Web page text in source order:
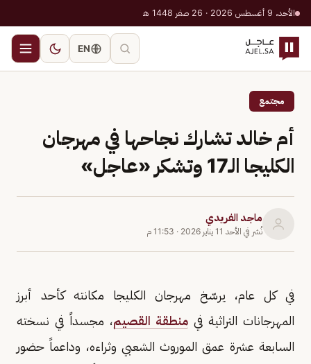
الأحد، 9 أغسطس 2026 · 26 صفر 1448 هـ
EN
مجتمع
أم خالد تشارك نجاحها في مهرجان
الكليجا الـ17 وتشكر «عاجل»
ماجد الفريدي
نُشر في الأحد 11 يناير 2026 · 11:53 م
في كل عام، يرسّخ مهرجان الكليجا مكانته كأحد أبرز
المهرجانات التراثية في منطقة القصيم، مجسداً في نسخته
السابعة عشرة عمق الموروث الشعبي وثراءه، وداعماً حضور